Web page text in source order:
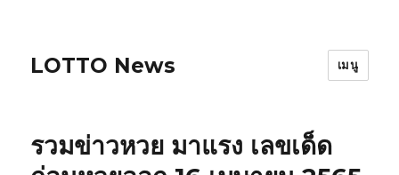
LOTTO News เมนู
รวมข่าวหวย มาแรง เลขเด็ด